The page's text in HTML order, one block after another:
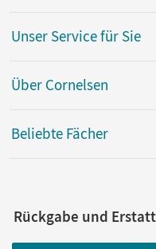
Unser Service für Sie
Über Cornelsen
Beliebte Fächer
Rückgabe und